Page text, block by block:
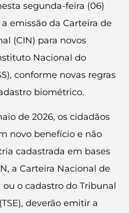
segunda-feira (06)
emissão da Carteira de
(CIN) para novos
Nacional do
conforme novas regras
biométrico.
de 2026, os cidadãos
novo benefício e não
cadastrada em bases
a Carteira Nacional de
o cadastro do Tribunal
deverão emitir a